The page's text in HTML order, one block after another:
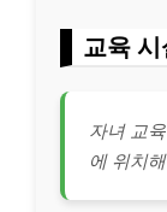
교육 시
자녀 교
에 위치